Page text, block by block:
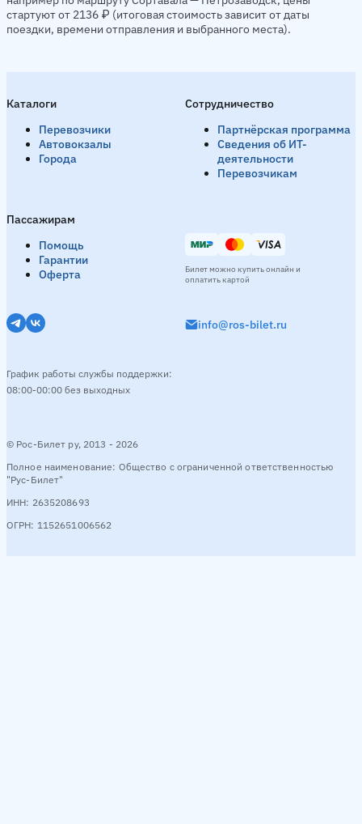
стартуют от 2136 ₽ (итоговая стоимость зависит от даты
поездки, времени отправления и выбранного места).
Каталоги
Перевозчики
Автовокзалы
Города
Пассажирам
Помощь
Гарантии
Оферта
Сотрудничество
Партнёрская программа
Сведения об ИТ-
деятельности
Перевозчикам
© Рос-Билет ру, 2013 - 2026
Полное наименование: Общество с ограниченной ответственностью
"Рус-Билет"
ИНН: 2635208693
ОГРН: 1152651006562
info@ros-bilet.ru
График работы службы поддержки:
08:00-00:00 без выходных
Билет можно купить онлайн и
оплатить картой